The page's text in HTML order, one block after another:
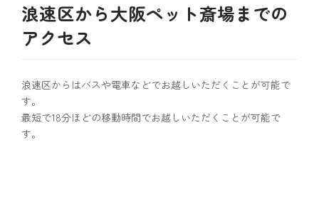
浪速区から大阪ペット斎場までの
アクセス
浪速区からはバスや電車などでお越しいただくことが可能で
す。
最短で18分ほどの移動時間でお越しいただくことが可能で
す。